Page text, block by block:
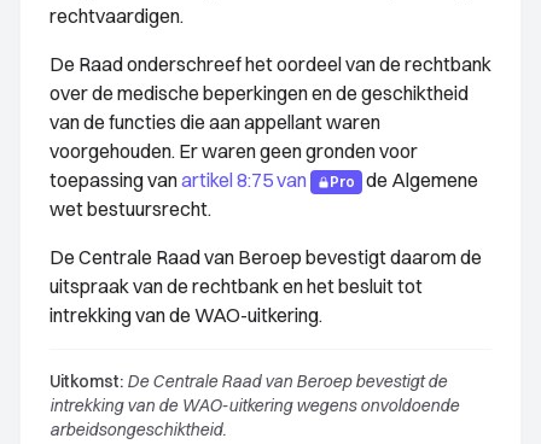
rechtvaardigen.
De Raad onderschreef het oordeel van de rechtbank
over de medische beperkingen en de geschiktheid
van de functies die aan appellant waren
voorgehouden. Er waren geen gronden voor
toepassing vanartikel 8:75 van Pro
de Algemene
wet bestuursrecht.
De Centrale Raad van Beroep bevestigt daarom de
uitspraak van de rechtbank en het besluit tot
intrekking van de WAO-uitkering.
Uitkomst: De Centrale Raad van Beroep bevestigt de
intrekking van de WAO-uitkering wegens onvoldoende
arbeidsongeschiktheid.